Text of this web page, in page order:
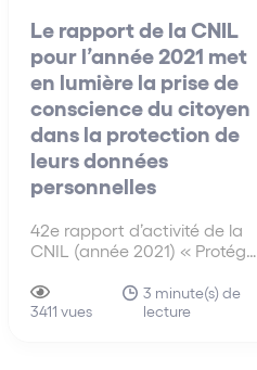
Le rapport de la CNIL
pour l’année 2021 met
en lumière la prise de
conscience du citoyen
dans la protection de
leurs données
personnelles
42e rapport d’activité de la
CNIL (année 2021) « Protéger
Accompagner l’innovation,
Préserver les libertés
3411 vues
3 minute(s) de
lecture